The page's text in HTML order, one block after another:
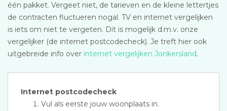
één pakket. Vergeet niet, de tarieven en de kleine lettertjes
de contracten fluctueren nogal. TV en internet vergelijken
is iets om niet te vergeten. Dit is mogelijk d.m.v. onze
vergelijker (de internet postcodecheck). Je treft hier ook
uitgebreide info over internet vergelijken Jonkersland.
Internet postcodecheck
Vul als eerste jouw woonplaats in.